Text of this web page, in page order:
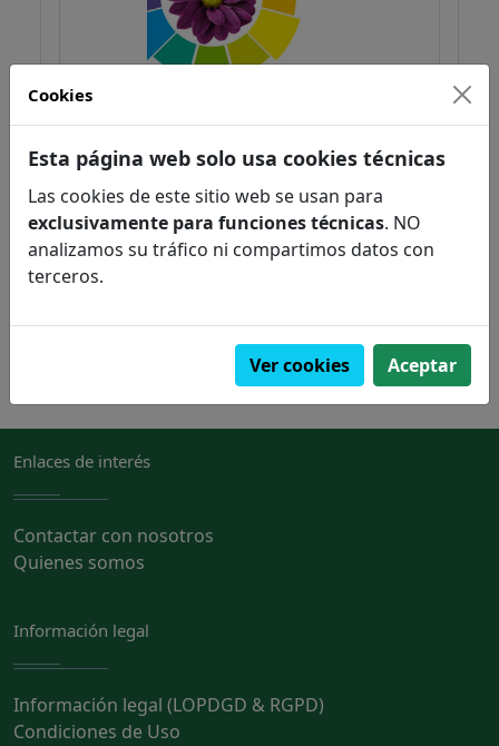
Armonía cromática. EDICIÓN
PANTONE
Eiseman, Leatrice
Dibujo / manualidades
Arte / ocio
Enlaces de interés
Contactar con nosotros
Quienes somos
Información legal
Información legal (LOPDGD & RGPD)
Condiciones de Uso
Cookies
Esta página web solo usa cookies técnicas
Las cookies de este sitio web se usan para
exclusivamente para funciones técnicas. NO
analizamos su tráfico ni compartimos datos con
terceros.
Ver cookies Aceptar